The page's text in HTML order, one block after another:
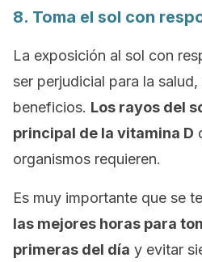
8. Toma el sol con
La exposición al sol con
ser perjudicial para la
beneficios. Los rayos del
principal de la vitamina D
organismos requieren.
Es muy importante que se
las mejores horas para
primeras del día y evitar